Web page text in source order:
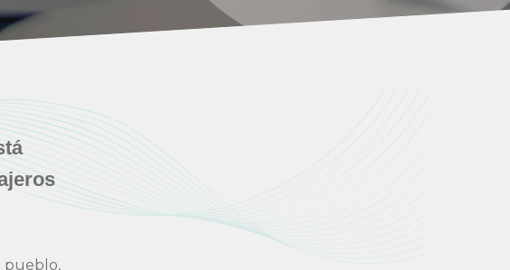
pueblo,